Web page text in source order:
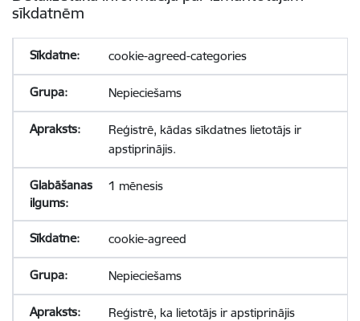
sīkdatnēm
cookie-agreed-categories
Nepieciešams
Reģistrē, kādas sīkdatnes lietotājs ir
apstiprinājis.
1 mēnesis
cookie-agreed
Nepieciešams
Reģistrē, ka lietotājs ir apstiprinājis